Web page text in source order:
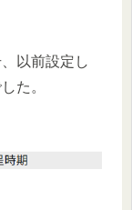
以前設定し
た。